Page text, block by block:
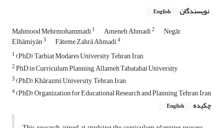
نویسندگان English
Mahmood Mehrmohammadi1 Ameneh Ahmadi2 Negār
Elhāmiyān3 Fāteme Zahrā Ahmadi4
1(PhD), Tarbiat Modares University, Tehran, Iran
2PhD in Curriculum Planning, Allameh Tabatabai University
3(PhD), Khārazmi University, Tehran, Iran
4(PhD), Organization for Educational Research and Planning, Tehran, Iran
چکیده
English